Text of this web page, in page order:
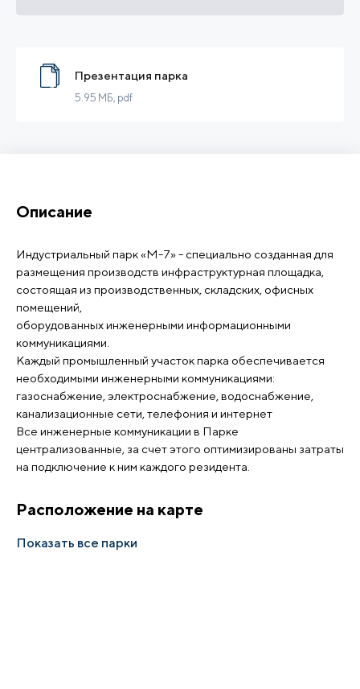
Презентация парка
5.95 МБ, pdf
Описание
Индустриальный парк «М-7» - специально созданная для
размещения производств инфраструктурная площадка,
состоящая из производственных, складских, офисных
помещений,
оборудованных инженерными информационными
коммуникациями.
Каждый промышленный участок парка обеспечивается
необходимыми инженерными коммуникациями:
газоснабжение, электроснабжение, водоснабжение,
канализационные сети, телефония и интернет
Все инженерные коммуникации в Парке
централизованные, за счет этого оптимизированы затраты
на подключение к ним каждого резидента.
Расположение на карте
Показать все парки